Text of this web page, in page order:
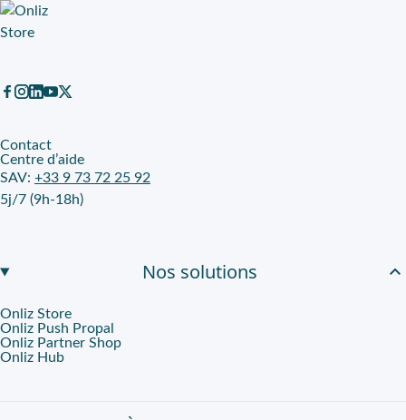
Contact
Centre d’aide
SAV: +33 9 73 72 25 92
5j/7 (9h-18h)
Nos solutions
Onliz Store
Onliz Push Propal
Onliz Partner Shop
Onliz Hub